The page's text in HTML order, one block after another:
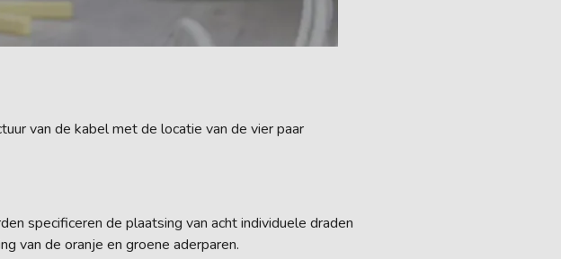
van de kabel met de locatie van de vier paar
specificeren de plaatsing van acht individuele draden
van de oranje en groene aderparen.